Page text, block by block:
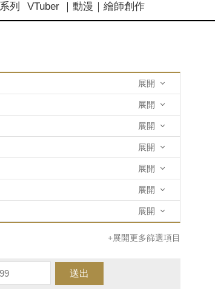
列 VTuber ｜動漫｜繪師創作
展開
展開
展開
展開
展開
展開
展開
+展開更多篩選項目
送出